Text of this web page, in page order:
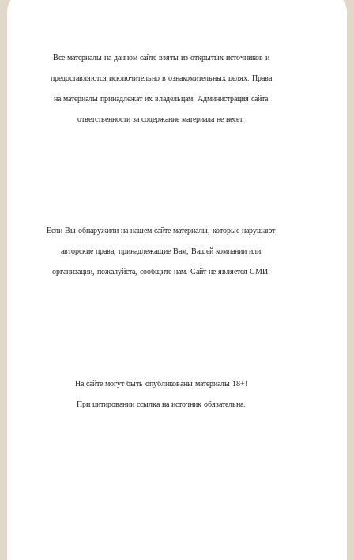
Все материалы на данном сайте взяты из открытых источников и
предоставляются исключительно в ознакомительных целях. Права
на материалы принадлежат их владельцам. Администрация сайта
ответственности за содержание материала не несет.
Если Вы обнаружили на нашем сайте материалы, которые нарушают
авторские права, принадлежащие Вам, Вашей компании или
организации, пожалуйста, сообщите нам. Сайт не является СМИ!
На сайте могут быть опубликованы материалы 18+!
При цитировании ссылка на источник обязательна.